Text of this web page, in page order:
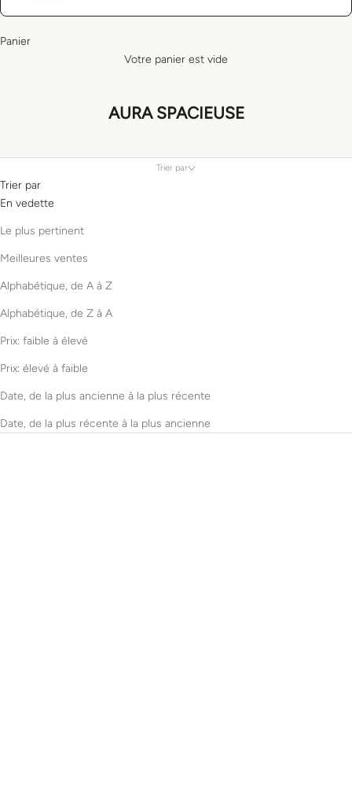
Panier
Votre panier est vide
AURA SPACIEUSE
Trier par
Trier par
En vedette
Le plus pertinent
Meilleures ventes
Alphabétique, de A à Z
Alphabétique, de Z à A
Prix: faible à élevé
Prix: élevé à faible
Date, de la plus ancienne à la plus récente
Date, de la plus récente à la plus ancienne